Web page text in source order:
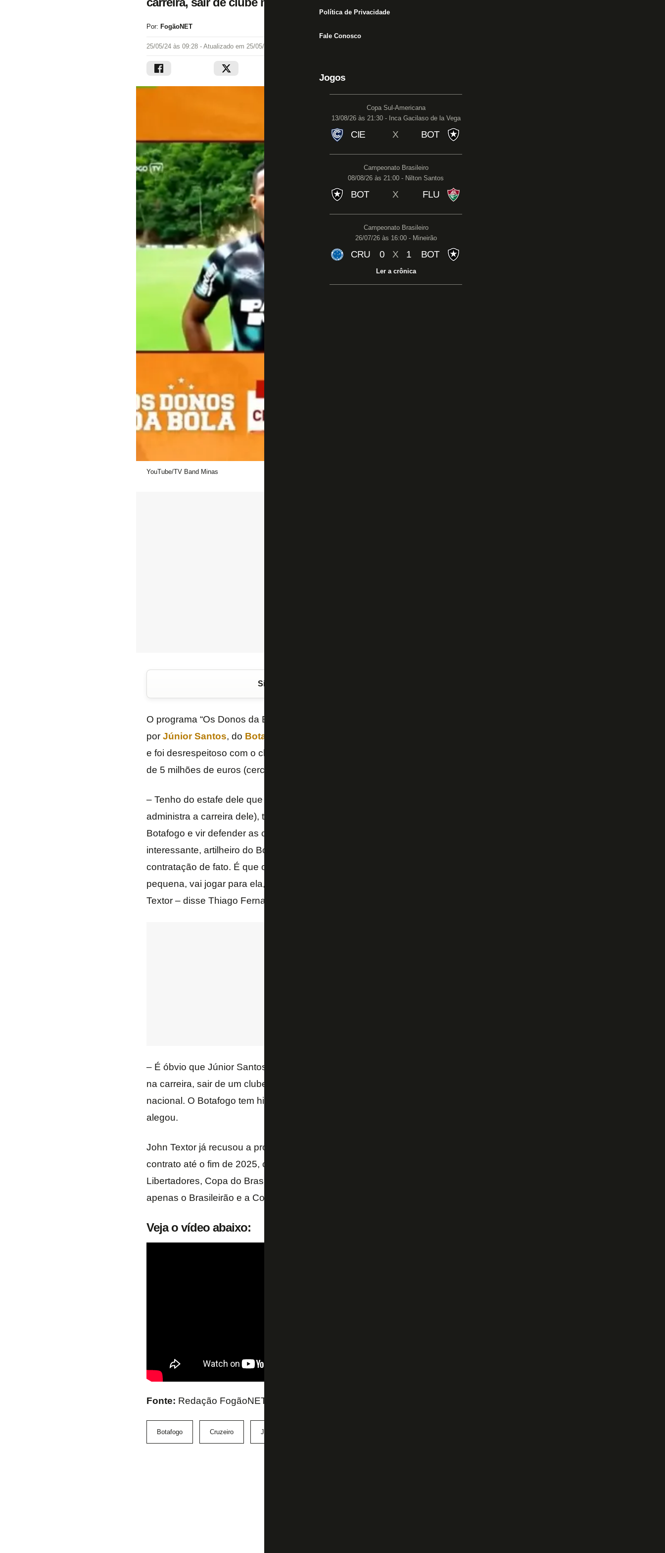
Política de Privacidade
Fale Conosco
Jogos
Copa Sul-Americana
13/08/26 às 21:30 - Inca Gacilaso de la Vega
CIE X BOT
Campeonato Brasileiro
08/08/26 às 21:00 - Nilton Santos
BOT X FLU
Campeonato Brasileiro
26/07/26 às 16:00 - Mineirão
CRU 0 X 1 BOT
Ler a crônica
Por: FogãoNET
25/05/24 às 09:28 - Atualizado em 25/05/24 às 13:47
YouTube/TV Band Minas
Siga o FogãoNET
O programa “Os Donos da Bola”, da TV Band Minas, debateu o interesse do
por Júnior Santos, do Botafogo
e foi desrespeitoso com o clube alvinegro e com
de 5 milhões de euros (cerca de R$ 27,8 milhões) pelo atacante.
– Tenho do estafe dele que ele quer vir. Conversei com pessoa ligada à empresa (que
administra a carreira dele), todos confirmam o interesse do Júnior Santos em deixar o
Botafogo e vir defender as cores do Cruzeiro. Acho uma boa contratação, um jogador
interessante, artilheiro do Botafogo na história da Libertadores. Eu tentaria essa
contratação de fato. É que o Textor é um falastrão, vai jogar para a torcida. Mesmo que
pequena, vai jogar para ela, fica tentando criar algum tipo de situação. Esse é o John
Textor – disse Thiago Fernandes.
– É óbvio que Júnior Santos ia querer vir, não só pela condição financeira. É um salto
na carreira, sair de um clube médio para jogar em um clube grande, gigante, do futebol
nacional. O Botafogo tem história bonita, da década de 50, 60, mas é um clube médio –
alegou.
John Textor já recusou a proposta e avisa que não negocia Júnior Santos, que tem
contrato até o fim de 2025, com clubes brasileiros. O Botafogo está disputando
Libertadores, Copa do Brasil e Campeonato Brasileiro, enquanto o Cruzeiro tem
apenas o Brasileirão e a Copa Sul-Americana esse ano.
Veja o vídeo abaixo:
Fonte: Redação FogãoNET e TV Band Minas
Botafogo Cruzeiro John Textor